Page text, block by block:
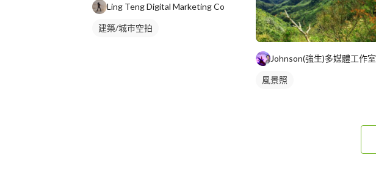
Ling Teng Digital Marketing Co
建築/城市空拍
Johnson(強生)多媒體工作室
風景照